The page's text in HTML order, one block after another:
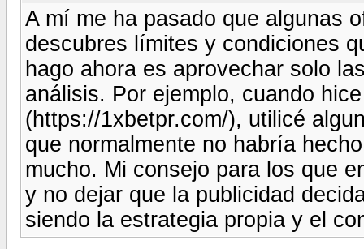
A mí me ha pasado que algunas
descubres límites y condiciones
hago ahora es aprovechar solo
análisis. Por ejemplo, cuando
(https://1xbetpr.com/), utilicé
que normalmente no habría
mucho. Mi consejo para los que
y no dejar que la publicidad
siendo la estrategia propia y el